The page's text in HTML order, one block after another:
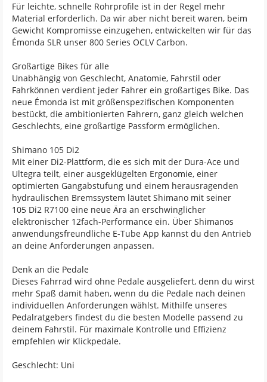
Für leichte, schnelle Rohrprofile ist in der Regel mehr
Material erforderlich. Da wir aber nicht bereit waren, beim
Gewicht Kompromisse einzugehen, entwickelten wir für das
Émonda SLR unser 800 Series OCLV Carbon.
Großartige Bikes für alle
Unabhängig von Geschlecht, Anatomie, Fahrstil oder
Fahrkönnen verdient jeder Fahrer ein großartiges Bike. Das
neue Émonda ist mit größenspezifischen Komponenten
bestückt, die ambitionierten Fahrern, ganz gleich welchen
Geschlechts, eine großartige Passform ermöglichen.
Shimano 105 Di2
Mit einer Di2-Plattform, die es sich mit der Dura-Ace und
Ultegra teilt, einer ausgeklügelten Ergonomie, einer
optimierten Gangabstufung und einem herausragenden
hydraulischen Bremssystem läutet Shimano mit seiner
105 Di2 R7100 eine neue Ära an erschwinglicher
elektronischer 12fach-Performance ein. Über Shimanos
anwendungsfreundliche E-Tube App kannst du den Antrieb
an deine Anforderungen anpassen.
Denk an die Pedale
Dieses Fahrrad wird ohne Pedale ausgeliefert, denn du wirst
mehr Spaß damit haben, wenn du die Pedale nach deinen
individuellen Anforderungen wählst. Mithilfe unseres
Pedalratgebers findest du die besten Modelle passend zu
deinem Fahrstil. Für maximale Kontrolle und Effizienz
empfehlen wir Klickpedale.
Geschlecht: Uni